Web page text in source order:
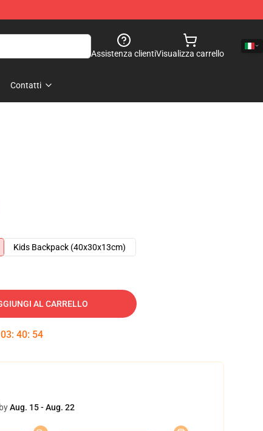
Assistenza clientiVisualizza carrello
Contatti
Kids Backpack (40x30x13cm)
AL CARRELLO
03: 40: 54
Aug. 15 - Aug. 22